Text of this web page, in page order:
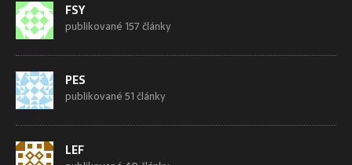
FSY
publikované 157 články
PES
publikované 51 články
LEF